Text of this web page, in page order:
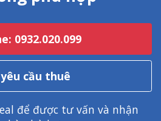
0932.020.099
cầu thuê
để được tư vấn và nhận